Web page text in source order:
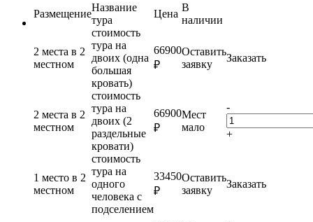
Размещение
Название
тура
Цена
В
наличии
2 места в 2
местном
стоимость
тура на
двоих (одна
большая
кровать)
66900
₽
Оставить
заявку
Заказать
2 места в 2
местном
стоимость
тура на
двоих (2
раздельные
кровати)
66900
₽
Мест
мало
-
+
1 место в 2
местном
стоимость
тура на
одного
человека с
подселением
33450
₽
Оставить
заявку
Заказать